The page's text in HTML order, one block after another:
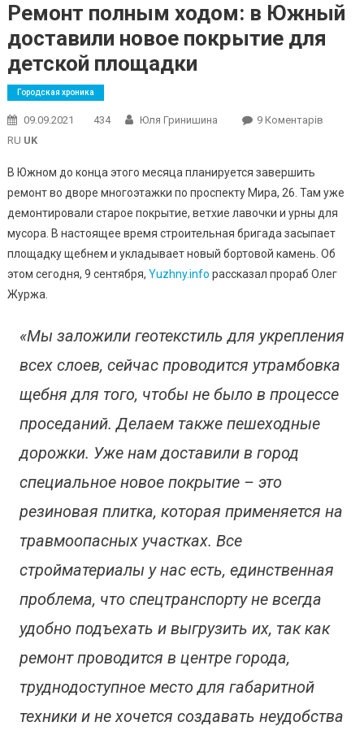
Ремонт полным ходом: в Южный
доставили новое покрытие для
детской площадки
Городская хроника
09.09.2021 434 Юля Гринишина 9 КоментарівДо
В
Южный
Новое
RU UK
В Южном до конца этого месяца планируется завершить
ремонт во дворе многоэтажки по проспекту Мира, 26. Там уже
демонтировали старое покрытие, ветхие лавочки и урны для
мусора. В настоящее время строительная бригада засыпает
площадку щебнем и укладывает новый бортовой камень. Об
этом сегодня, 9 сентября, Yuzhny.info рассказал прораб Олег
Журжа.
«Мы заложили геотекстиль для укрепления
всех слоев, сейчас проводится утрамбовка
щебня для того, чтобы не было в процессе
проседаний. Делаем также пешеходные
дорожки. Уже нам доставили в город
специальное новое покрытие – это
резиновая плитка, которая применяется на
травмоопасных участках. Все
стройматериалы у нас есть, единственная
проблема, что спецтранспорту не всегда
удобно подъехать и выгрузить их, так как
ремонт проводится в центре города,
труднодоступное место для габаритной
техники и не хочется создавать неудобства